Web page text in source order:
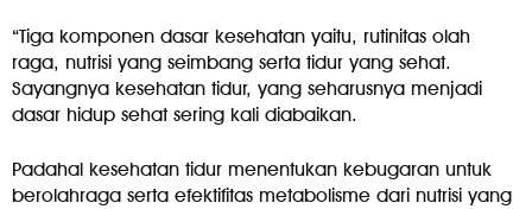
“Tiga komponen dasar kesehatan yaitu, rutinitas olah
raga, nutrisi yang seimbang serta tidur yang sehat.
Sayangnya kesehatan tidur, yang seharusnya menjadi
dasar hidup sehat sering kali diabaikan.
Padahal kesehatan tidur menentukan kebugaran untuk
berolahraga serta efektifitas metabolisme dari nutrisi yang